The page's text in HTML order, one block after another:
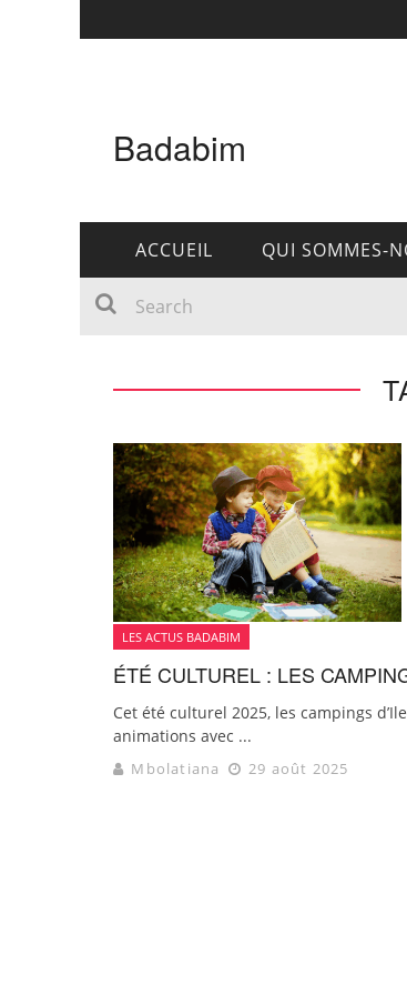
Badabim
ACCUEIL QUI SOMMES-
LES ACTUS BADABIM
ÉTÉ CULTUREL : LES
Cet été culturel 2025, les campings
animations avec ...
Mbolatiana 29 août 2025